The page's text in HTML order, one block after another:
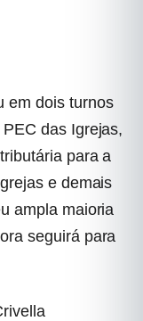
em dois turnos
das Igrejas,
para a
e demais
ampla maioria
seguirá para